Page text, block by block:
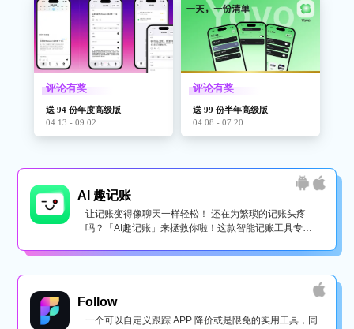
评论有奖
送 94 份年度高级版
04.13 - 09.02
评论有奖
送 99 份半年高级版
04.08 - 07.20
AI 趣记账
让记账变得像聊天一样轻松！ 还在为繁琐的记账头疼
吗？「AI趣记账」来拯救你啦！这款智能记账工具专为
Follow
一个可以自定义跟踪 APP 降价或是限免的实用工具，同